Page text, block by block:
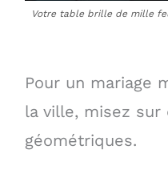
Votre table brille de mille
Pour un mariage
la ville, misez sur
géométriques.